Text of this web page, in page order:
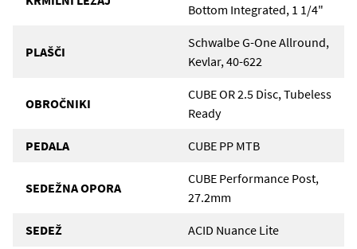
Bottom Integrated, 1 1/4"
PLAŠČI
Schwalbe G-One Allround,
Kevlar, 40-622
OBROČNIKI
CUBE OR 2.5 Disc, Tubeless
Ready
PEDALA CUBE PP MTB
SEDEŽNA OPORA
CUBE Performance Post,
27.2mm
SEDEŽ ACID Nuance Lite